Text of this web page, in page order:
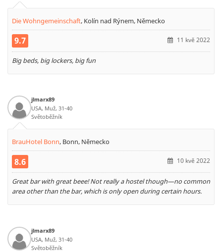
Die Wohngemeinschaft, Kolín nad Rýnem, Německo
9.7 11 kvě 2022
Big beds, big lockers, big fun
jlmarx89
USA, Muž, 31-40
Světoběžník
BrauHotel Bonn, Bonn, Německo
8.6 10 kvě 2022
Great bar with great beee! Not really a hostel though—no common
area other than the bar, which is only open during certain hours.
jlmarx89
USA, Muž, 31-40
Světoběžník